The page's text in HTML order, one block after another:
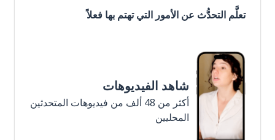
تعلَّم التحدُّث عن الأمور التي تهتم بها فعلاً
شاهد الفيديوهات
أكثر من 48 ألف من فيديوهات المتحدثين
المحليين